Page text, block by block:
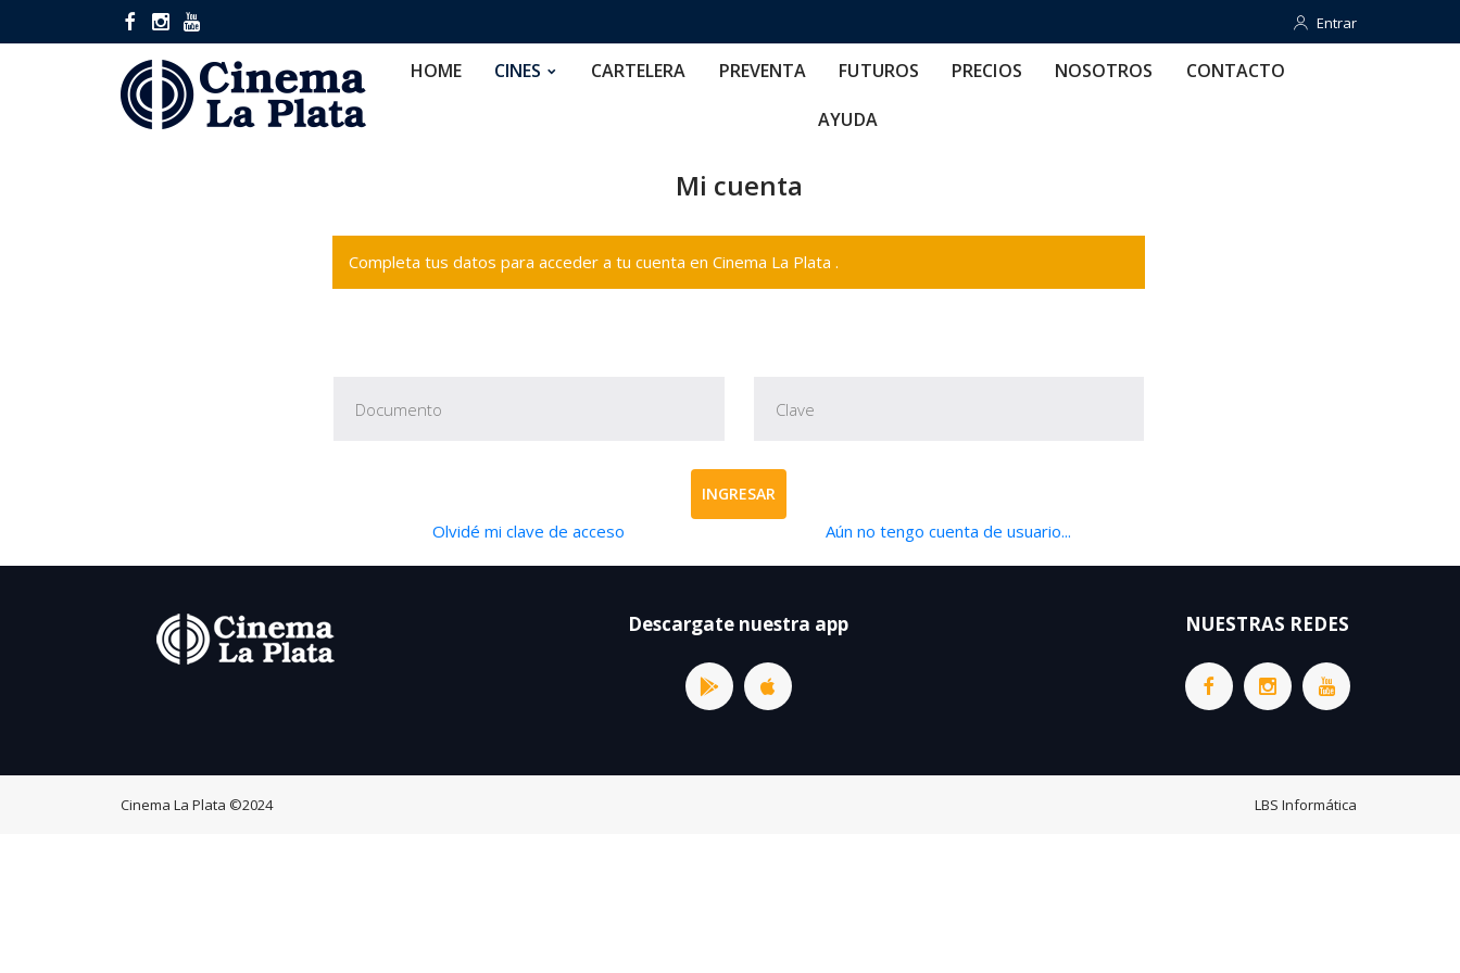
Entrar
Entrar
HOME CINES CARTELERA PREVENTA FUTUROS PRECIOS NOSOTROS CONTACTO
AYUDA
Mi cuenta
Completa tus datos para acceder a tu cuenta en Cinema La Plata .
INGRESAR
Olvidé mi clave de acceso Aún no tengo cuenta de usuario...
Descargate nuestra app NUESTRAS REDES
Cinema La Plata ©2024 LBS Informática